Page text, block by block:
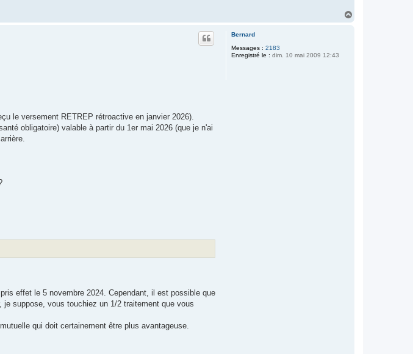
Bernard
Messages : 2183
Enregistré le : dim. 10 mai 2009 12:43
le versement RETREP rétroactive en janvier 2026).
obligatoire) valable à partir du 1er mai 2026 (que je n'ai
effet le 5 novembre 2024. Cependant, il est possible que
suppose, vous touchiez un 1/2 traitement que vous
qui doit certainement être plus avantageuse.